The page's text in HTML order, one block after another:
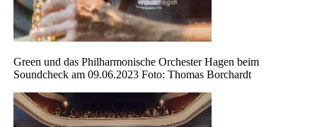
Green und das Philharmonische Orchester Hagen beim
Soundcheck am 09.06.2023 Foto: Thomas Borchardt